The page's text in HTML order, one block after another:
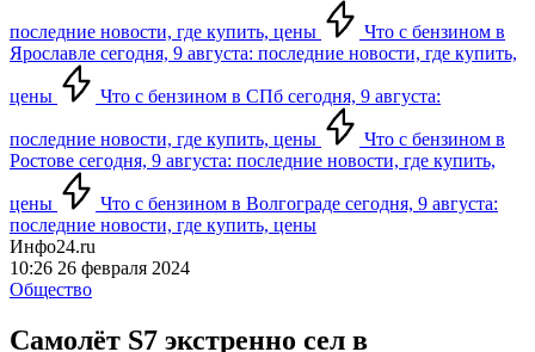
последние новости, где купить, цены
Что с бензином в
Ярославле сегодня, 9 августа: последние новости, где купить,
цены Что с бензином в СПб сегодня, 9 августа:
последние новости, где купить, цены
Что с бензином в
Ростове сегодня, 9 августа: последние новости, где купить,
цены
Что с бензином в Волгограде сегодня, 9 августа:
последние новости, где купить, цены
Инфо24.ru
10:26 26 февраля 2024
Общество
Самолёт S7 экстренно сел в